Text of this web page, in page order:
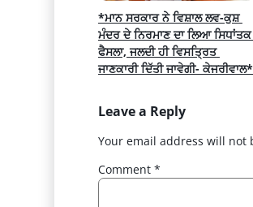
*ਮਾਨ ਸਰਕਾਰ ਨੇ ਵਿਸ਼ਾਲ ਲਵ-ਕੁਸ਼
ਮੰਦਰ ਦੇ ਨਿਰਮਾਣ ਦਾ ਲਿਆ ਸਿਧਾਂਤਕ
ਫੈਸਲਾ, ਜਲਦੀ ਹੀ ਵਿਸਤ੍ਰਿਤ
ਜਾਣਕਾਰੀ ਦਿੱਤੀ ਜਾਵੇਗੀ- ਕੇਜਰੀਵਾਲ*
Leave a Reply
Your email address will not
Comment *